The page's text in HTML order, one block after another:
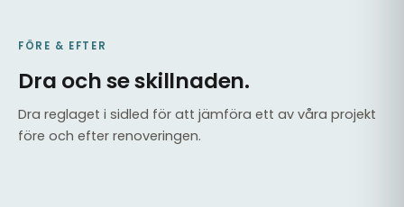
FÖRE & EFTER
Dra och se skillnaden.
Dra reglaget i sidled för att jämföra ett av våra projekt
före och efter renoveringen.